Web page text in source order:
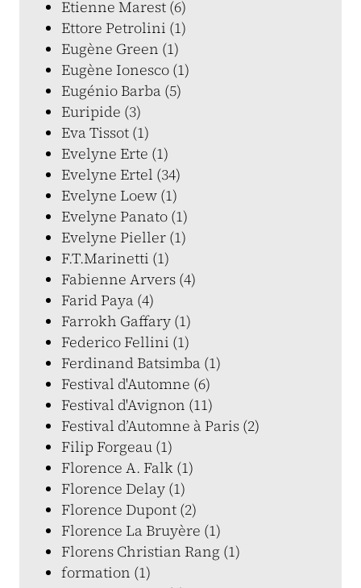
Etienne Marest (6)
Ettore Petrolini (1)
Eugène Green (1)
Eugène Ionesco (1)
Eugénio Barba (5)
Euripide (3)
Eva Tissot (1)
Evelyne Erte (1)
Evelyne Ertel (34)
Evelyne Loew (1)
Evelyne Panato (1)
Evelyne Pieller (1)
F.T.Marinetti (1)
Fabienne Arvers (4)
Farid Paya (4)
Farrokh Gaffary (1)
Federico Fellini (1)
Ferdinand Batsimba (1)
Festival d'Automne (6)
Festival d'Avignon (11)
Festival d’Automne à Paris (2)
Filip Forgeau (1)
Florence A. Falk (1)
Florence Delay (1)
Florence Dupont (2)
Florence La Bruyère (1)
Florens Christian Rang (1)
formation (1)